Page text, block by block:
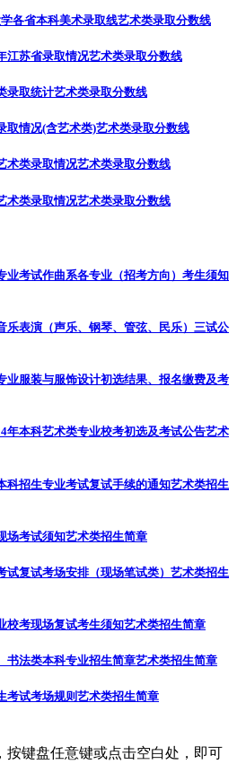
各省本科美术录取线艺术类录取分数线
江苏省录取情况艺术类录取分数线
录取统计艺术类录取分数线
取情况(含艺术类)艺术类录取分数线
术类录取情况艺术类录取分数线
术类录取情况艺术类录取分数线
业考试作曲系各专业（招考方向）考生须知
乐表演（声乐、钢琴、管弦、民乐）三试公
业服装与服饰设计初选结果、报名缴费及考
年本科艺术类专业校考初选及考试公告艺术
科招生专业考试复试手续的通知艺术类招生
场考试须知艺术类招生简章
复试考场安排（现场笔试类） 艺术类招生
校考现场复试考生须知艺术类招生简章
书法类本科专业招生简章艺术类招生简章
考试考场规则艺术类招生简章
按键盘任意键或点击空白处，即可